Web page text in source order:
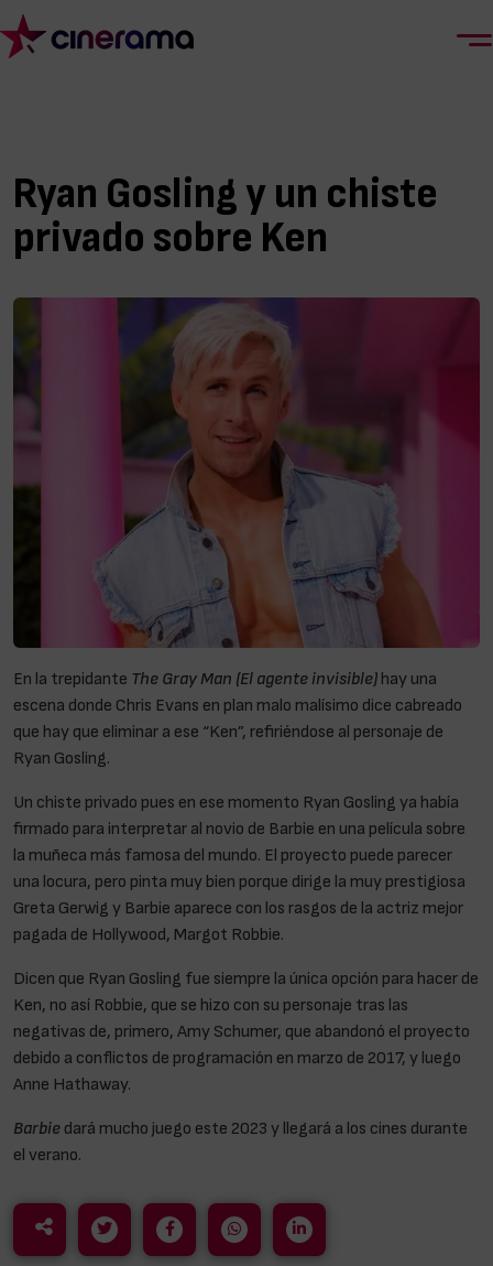
Ryan Gosling y un chiste
privado sobre Ken
En la trepidante The Gray Man (El agente invisible) hay una
escena donde Chris Evans en plan malo malísimo dice cabreado
que hay que eliminar a ese “Ken”, refiriéndose al personaje de
Ryan Gosling.
Un chiste privado pues en ese momento Ryan Gosling ya había
firmado para interpretar al novio de Barbie en una película sobre
la muñeca más famosa del mundo. El proyecto puede parecer
una locura, pero pinta muy bien porque dirige la muy prestigiosa
Greta Gerwig y Barbie aparece con los rasgos de la actriz mejor
pagada de Hollywood, Margot Robbie.
Dicen que Ryan Gosling fue siempre la única opción para hacer de
Ken, no así Robbie, que se hizo con su personaje tras las
negativas de, primero, Amy Schumer, que abandonó el proyecto
debido a conflictos de programación en marzo de 2017, y luego
Anne Hathaway.
Barbie dará mucho juego este 2023 y llegará a los cines durante
el verano.